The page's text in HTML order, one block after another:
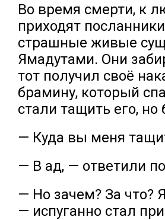
Во время смерти, к
приходят
страшные живые
Ямадутами. Они
тот получил своё
брамину, который
стали тащить его,
— Куда вы меня
— В ад, — ответили
— Но зачем? За что?
— испуганно стал